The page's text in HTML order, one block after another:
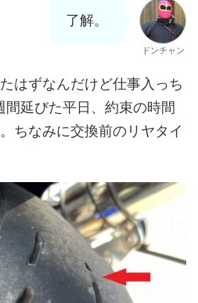
了解。
ドンチャン
はずなんだけど仕事入っち
間延びた平日、約束の時間
ちなみに交換前のリヤタイ